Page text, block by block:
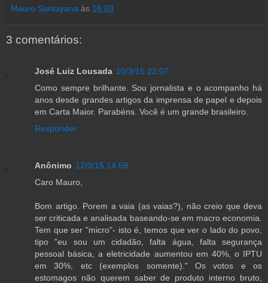
Mauro Santayana às 16:03
3 comentários:
José Luiz Lousada 10/3/15 22:07
Como sempre brilhante. Sou jornalista e o acompanho há
anos desde grandes artigos da imprensa de papel e depois
em Carta Maior. Parabéns. Você é um grande brasileiro.
Responder
Anônimo 12/3/15 14:59
Caro Mauro,
Bom artigo. Porem a vaia (as vaias?), não creio que deva
ser criticada e analisada baseando-se em macro economia.
Tem que ser "micro"- isto é, temos que ver o lado do povo,
tipo "eu sou um cidadão, falta água, falta segurança
pessoal básica, a eletricidade aumentou em 40%, o IPTU
em 30%, etc (exemplos somente)." Os votos e os
estomagos não querem saber de produto interno bruto,